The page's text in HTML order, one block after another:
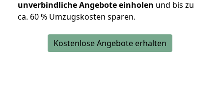
unverbindliche Angebote einholen und bis zu
ca. 60 % Umzugskosten sparen.
Kostenlose Angebote erhalten